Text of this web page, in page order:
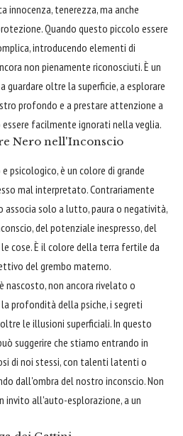
innocenza, tenerezza, ma anche
Quando questo piccolo essere
introducendo elementi di
non pienamente riconosciuti. È un
oltre la superficie, a esplorare
profondo e a prestare attenzione a
facilmente ignorati nella veglia.
Nero nell'Inconscio
psicologico, è un colore di grande
mal interpretato. Contrariamente
associa solo a lutto, paura o negatività,
del potenziale inespresso, del
cose. È il colore della terra fertile da
del grembo materno.
nascosto, non ancora rivelato o
profondità della psiche, i segreti
le illusioni superficiali. In questo
suggerire che stiamo entrando in
di noi stessi, con talenti latenti o
dall'ombra del nostro inconscio. Non
invito all'auto-esplorazione, a un